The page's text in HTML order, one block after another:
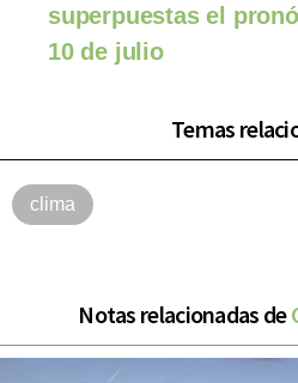
superpuestas el
10 de julio
Temas
clima
Notas relacionadas de